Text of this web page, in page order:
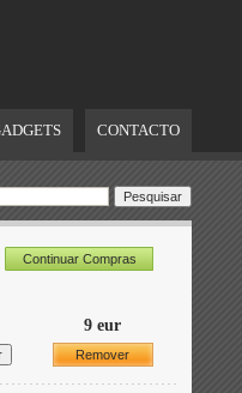
CONTACTO
Continuar Compras
9 eur
Remover